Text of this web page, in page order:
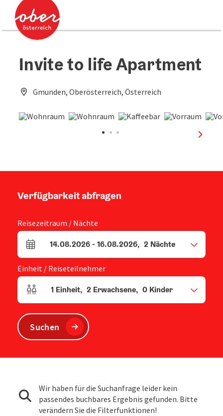
Zum Inhalt
Zum Seitenanfang
Invite to life Apartment
Gmunden, Oberösterreich, Österreich
Verfügbarkeit abfragen
Reisezeitraum / Nächte
An- und Abreisefelder
14.08.2026- 16.08.2026, 2 Nächte
Einheit / Reiseteilnehmer
Einheitenanzahl und Personenfelder
1 Einheit, 2 Erwachsene, 0 Kinder
Suchen
Wir haben für die Suchanfrage leider kein
passendes buchbares Ergebnis gefunden. Bitte
verändern Sie die Filterfunktionen!